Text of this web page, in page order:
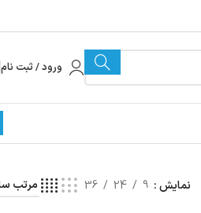
ورود / ثبت نام
نمایش 9
24
36